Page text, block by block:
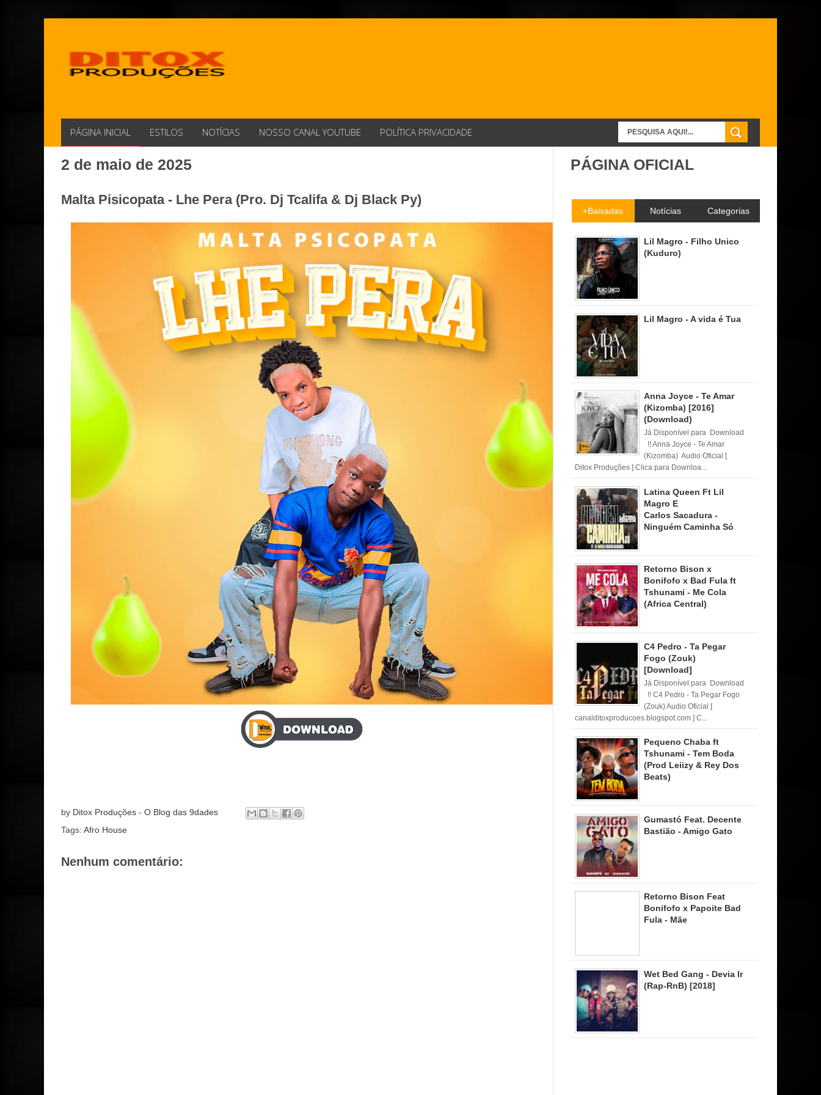
PÁGINA INICIAL ESTILOS NOTÍCIAS NOSSO CANAL YOUTUBE POLÍTICA PRIVACIDADE
2 de maio de 2025
Malta Pisicopata - Lhe Pera (Pro. Dj Tcalifa & Dj Black Py)
by Ditox Produções - O Blog das 9dades
Tags: Afro House
Nenhum comentário:
PÁGINA OFICIAL
+Baixadas Notícias Categorias
Lil Magro - Filho Unico
(Kuduro)
Lil Magro - A vida é Tua
Anna Joyce - Te Amar
(Kizomba) [2016]
(Download)
Já Disponível para Download
!! Anna Joyce - Te Amar
(Kizomba) Audio Oficial [
Ditox Produções ] Clica para Downloa...
Latina Queen Ft Lil
Magro E
Carlos Sacadura -
Ninguém Caminha Só
Retorno Bison x
Bonifofo x Bad Fula ft
Tshunami - Me Cola
(Africa Central)
C4 Pedro - Ta Pegar
Fogo (Zouk)
[Download]
Já Disponível para Download
!! C4 Pedro - Ta Pegar Fogo
(Zouk) Audio Oficial [
canalditoxproducoes.blogspot.com ] C...
Pequeno Chaba ft
Tshunami - Tem Boda
(Prod Leiizy & Rey Dos
Beats)
Gumastó Feat. Decente
Bastião - Amigo Gato
Retorno Bison Feat
Bonifofo x Papoite Bad
Fula - Mãe
Wet Bed Gang - Devia Ir
(Rap-RnB) [2018]